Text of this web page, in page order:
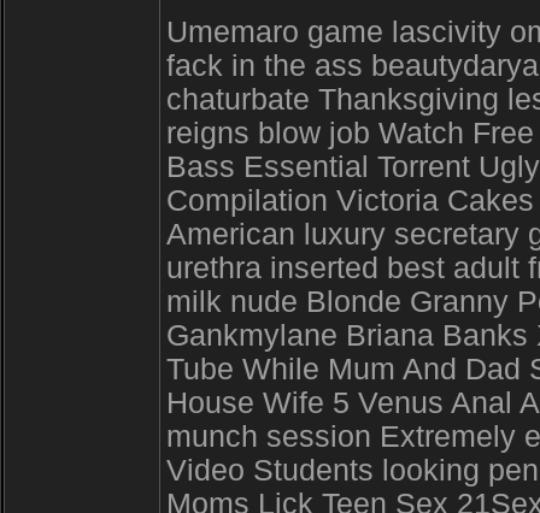
Umemaro game lascivity
fack in the ass
chaturbate Thanksgiving
reigns blow job Watch
Bass Essential Torrent
Compilation Victoria
American luxury secretary
urethra inserted best adult
milk nude Blonde Granny
Gankmylane Briana
Tube While Mum And Dad
House Wife 5 Venus Anal
munch session Extremely
Video Students looking
Moms Lick Teen Sex